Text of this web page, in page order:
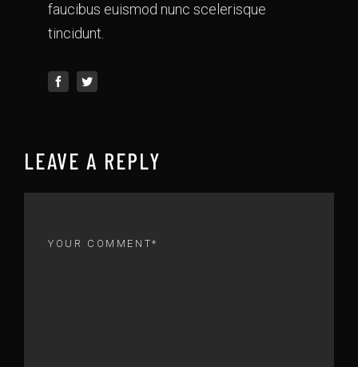
faucibus euismod nunc scelerisque
tincidunt.
LEAVE A REPLY